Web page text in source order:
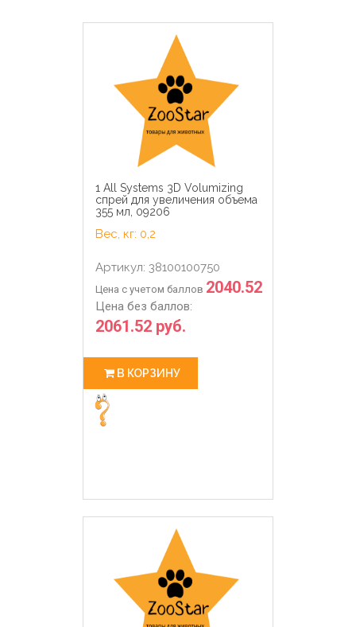
1 All Systems 3D Volumizing
спрей для увеличения объема
355 мл, 09206
Вес, кг: 0,2
Артикул: 38100100750
Цена с учетом баллов 2040.52
Цена без баллов:
2061.52 руб.
В КОРЗИНУ